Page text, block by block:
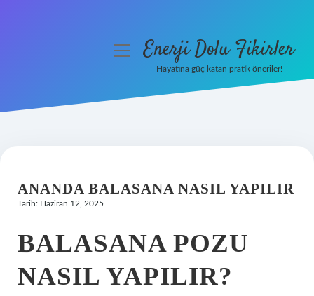
Hakkımızda
menüyüEnerji Dolu Fikirler
Hayatına güç katan pratik öneriler!
ANANDA BALASANA NASIL YAPILIR
Tarih: Haziran 12, 2025
BALASANA POZU
NASIL YAPILIR?